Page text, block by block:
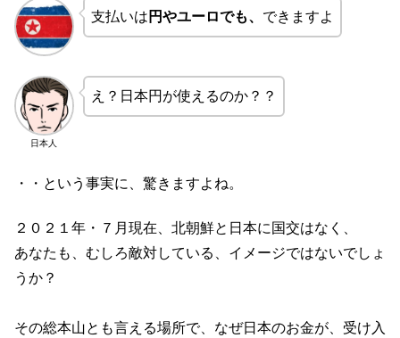
支払いは 円やユーロでも、 できますよ
日本人
え？日本円が使えるのか？？
・・という事実に、驚きますよね。
２０２１年・７月現在、北朝鮮と日本に国交はなく、
あなたも、むしろ敵対している、イメージではないでしょ
うか？
その総本山とも言える場所で、なぜ日本のお金が、受け入